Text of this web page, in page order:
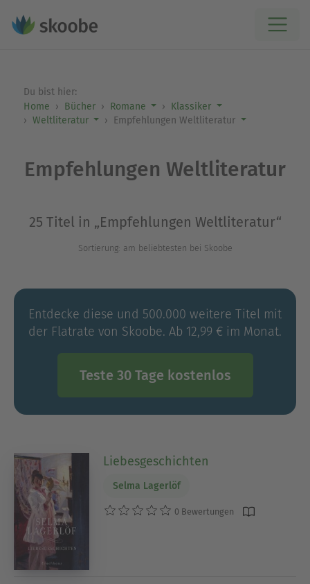
Du bist hier:
Home
Bücher Romane
Klassiker
Weltliteratur
Empfehlungen Weltliteratur
Empfehlungen Weltliteratur
25 Titel in „Empfehlungen Weltliteratur“
Sortierung: am beliebtesten bei Skoobe
Entdecke diese und 500.000 weitere Titel mit
der Flatrate von Skoobe. Ab 12,99 € im Monat.
Teste 30 Tage kostenlos
Liebesgeschichten
Selma Lagerlöf
0 Bewertungen